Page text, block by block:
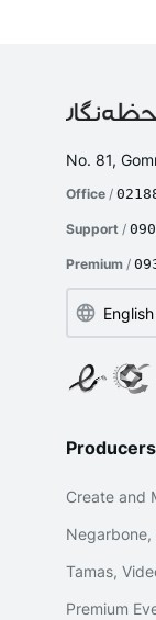
No. 81,
Office /
Support /
Premium /
Producers
Create and
Negarbone,
Tamas,
Premium